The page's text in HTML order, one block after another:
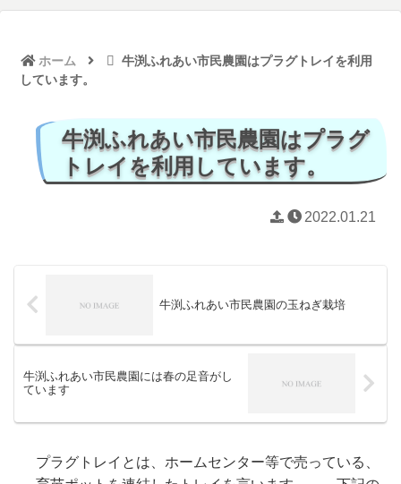
ホーム
牛渕ふれあい市民農園はプラグトレイを利用
しています。
牛渕ふれあい市民農園はプラグ
トレイを利用しています。
2022.01.21
牛渕ふれあい市民農園の玉ねぎ栽培
牛渕ふれあい市民農園には春の足音がし
ています
プラグトレイとは、ホームセンター等で売っている、